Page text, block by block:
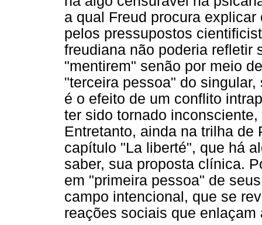
a qual Freud procura
pelos pressupostos
freudiana não poderia refletir
"mentirem" senão por meio
"terceira pessoa" do
é o efeito de um conflito
ter sido tornado
Entretanto, ainda na trilha de
capítulo "La liberté", que há
saber, sua proposta clínica.
em "primeira pessoa" de
campo intencional, que se
reações sociais que